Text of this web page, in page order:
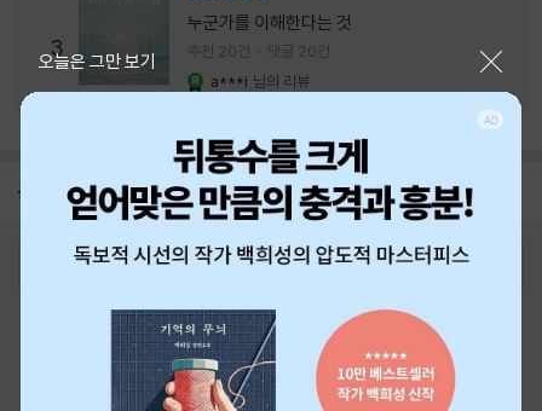
3
누군가를 이해한다는 것
추천 20건 댓글 20건
a***i 님의 리뷰
공지 26년 NBCI 수상 안내
2026-08-01
오늘은 그만 보기
로그인 최근 본 상품 주문/배송
고객센터 1544-3800 티켓 1544-6399
중고샵 1566-4295
eBook 1:1문의/채팅상담
예스이십사(주) 사업자 정보